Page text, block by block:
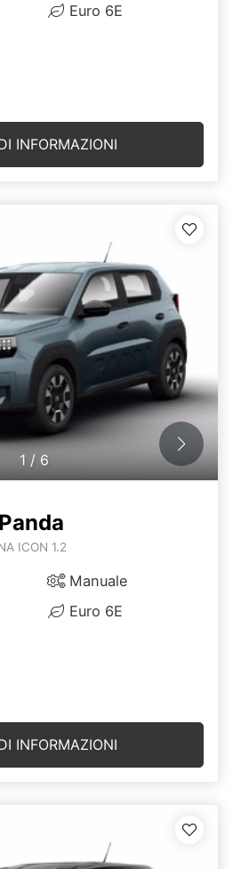
Euro 6E
INFORMAZIONI
1 / 6
ICON 1.2
Manuale
Euro 6E
INFORMAZIONI